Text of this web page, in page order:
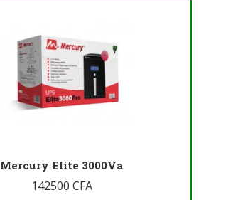
Mercury Elite 3000Va
142500 CFA